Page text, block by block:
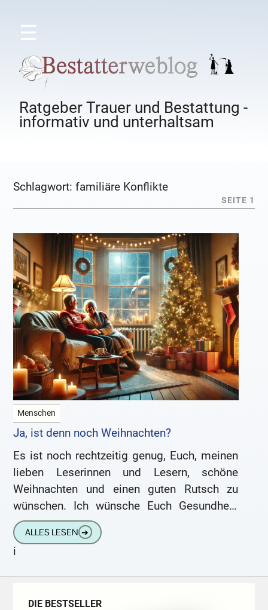
☰
Ratgeber Trauer und Bestattung -
informativ und unterhaltsam
Schlagwort:familiäre Konflikte
SEITE 1
Menschen
Ja, ist denn noch Weihnachten?
Es ist noch rechtzeitig genug, Euch, meinen
lieben Leserinnen und Lesern, schöne
Weihnachten und einen guten Rutsch zu
wünschen. Ich wünsche Euch Gesundheit,
Glück, beruflichen Erfolg und familiären
Frieden. Ich
ALLES LESEN ➔
i
DIE BESTSELLER